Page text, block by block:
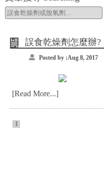
誤食乾燥劑怎麼辦?
Posted by :Aug 8, 2017
[Read More...]
1